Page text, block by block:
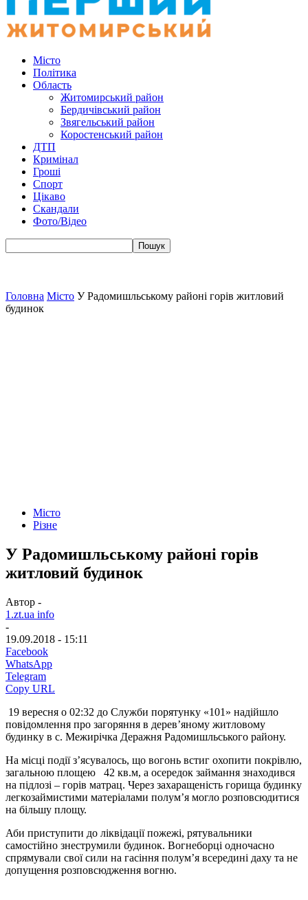
Місто
Політика
Область
Житомирський район
Бердичівський район
Звягельський район
Коростенський район
ДТП
Кримінал
Гроші
Спорт
Цікаво
Скандали
Фото/Відео
Головна Місто У Радомишльському районі горів житловий
будинок
Місто
Різне
У Радомишльському районі горів
житловий будинок
Автор -
1.zt.ua info
-
19.09.2018 - 15:11
Facebook
WhatsApp
Telegram
Copy URL
19 вересня о 02:32 до Служби порятунку «101» надійшло
повідомлення про загоряння в дерев’яному житловому
будинку в с. Межирічка Деражня Радомишльського району.
На місці події з’ясувалось, що вогонь встиг охопити покрівлю,
загальною площею 42 кв.м, а осередок займання знаходився
на підлозі – горів матрац. Через захаращеність горища будинку
легкозаймистими матеріалами полум’я могло розповсюдитися
на більшу площу.
Аби приступити до ліквідації пожежі, рятувальники
самостійно знеструмили будинок. Вогнеборці одночасно
спрямували свої сили на гасіння полум’я всередині даху та не
допущення розповсюдження вогню.